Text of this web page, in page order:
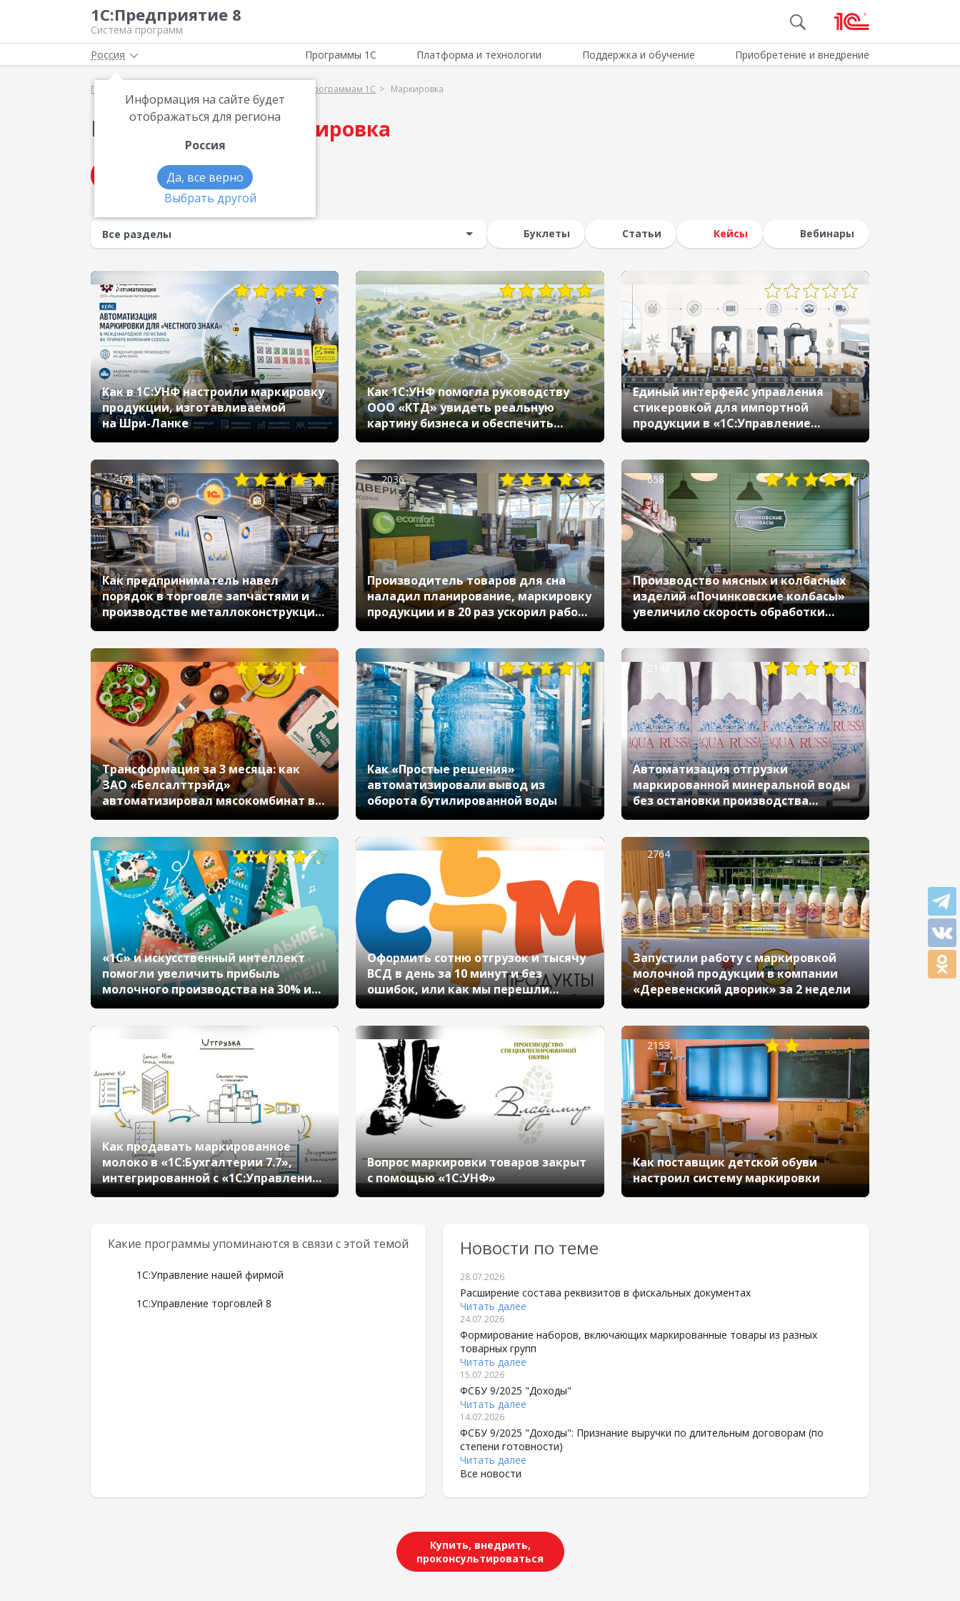
1С:Предприятие 8
Система программ
Россия
Информация на сайте будет
отображаться для региона
Россия
Да, все верно
Выбрать другой
Программы 1С Платформа и технологии Поддержка и обучение Приобретение и внедрение
Главная Кейсы по программам 1С Маркировка
Кейсы по темеМаркировка
Получить консультацию
Буклеты Статьи Кейсы Вебинары
87
Как в 1С:УНФ настроили маркировку
продукции, изготавливаемой
на Шри-Ланке
186
Как 1С:УНФ помогла руководству
ООО «КТД» увидеть реальную
картину бизнеса и обеспечить
соответствие требованиям
Единый интерфейс управления
стикеровкой для импортной
продукции в «1С:Управление
торговлей»
473
Как предприниматель навел
порядок в торговле запчастями и
производстве металлоконструкций
с помощью 1С:УНФ
2036
Производитель товаров для сна
наладил планирование, маркировку
продукции и в 20 раз ускорил работу
с маркетплейсами с помощью «1С»
658
Производство мясных и колбасных
изделий «Починковские колбасы»
увеличило скорость обработки
заказов на 40% с помощью
678
Трансформация за 3 месяца: как
ЗАО «Белсалттрэйд»
автоматизировал мясокомбинат в
рекордно сжатые сроки
1735
Как «Простые решения»
автоматизировали вывод из
оборота бутилированной воды
Автоматизация отгрузки
маркированной минеральной воды
без остановки производства
с помощью «1С:Управление нашей
5732
«1С» и искусственный интеллект
помогли увеличить прибыль
молочного производства на 30% и
запустить маркировку
3529
Оформить сотню отгрузок и тысячу
ВСД в день за 10 минут и без
ошибок, или как мы перешли
с «1С:Торговля и Склад 7.7»
фирмой 8»
2764
Запустили работу с маркировкой
молочной продукции в компании
«Деревенский дворик» за 2 недели
Как продавать маркированное
молоко в «1С:Бухгалтерии 7.7»,
интегрированной с «1С:Управление
нашей фирмой»
2491
Вопрос маркировки товаров закрыт
с помощью «1С:УНФ»
2153
Как поставщик детской обуви
настроил систему маркировки
Какие программы упоминаются в связи с этой темой
1С:Управление нашей фирмой
1С:Управление торговлей 8
Новости по теме
28.07.2026
Расширение состава реквизитов в фискальных документах
Читать далее
24.07.2026
Формирование наборов, включающих маркированные товары из разных
товарных групп
Читать далее
15.07.2026
ФСБУ 9/2025 "Доходы"
Читать далее
14.07.2026
ФСБУ 9/2025 "Доходы": Признание выручки по длительным договорам (по
степени готовности)
Читать далее
Все новости
Купить, внедрить,
проконсультироваться